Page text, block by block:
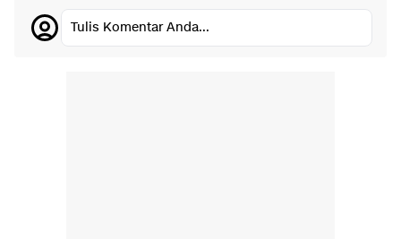
Tulis Komentar Anda...